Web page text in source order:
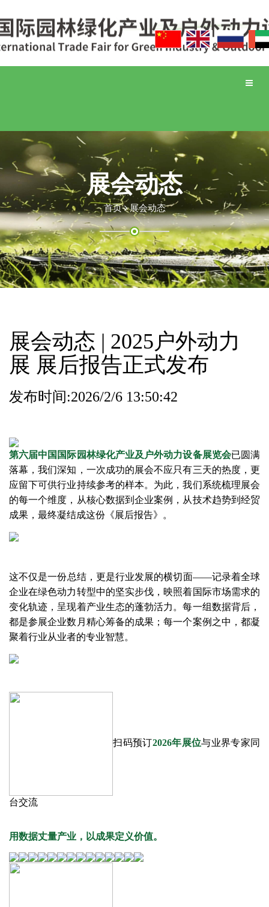
Toggle
展会动态
首页 展会动态
展会动态 | 2025户外动力
展 展后报告正式发布
发布时间:2026/2/6 13:50:42
第六届中国国际园林绿化产业及户外动力设备展览会已圆满
落幕，我们深知，一次成功的展会不应只有三天的热度，更
应留下可供行业持续参考的样本。为此，我们系统梳理展会
的每一个维度，从核心数据到企业案例，从技术趋势到经贸
成果，最终凝结成这份《展后报告》。
这不仅是一份总结，更是行业发展的横切面——记录着全球
企业在绿色动力转型中的坚实步伐，映照着国际市场需求的
变化轨迹，呈现着产业生态的蓬勃活力。每一组数据背后，
都是参展企业数月精心筹备的成果；每一个案例之中，都凝
聚着行业从业者的专业智慧。
扫码预订2026年展位与业界专家同
台交流
用数据丈量产业，以成果定义价值。